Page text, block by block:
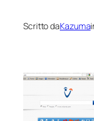
Scritto daKazuma